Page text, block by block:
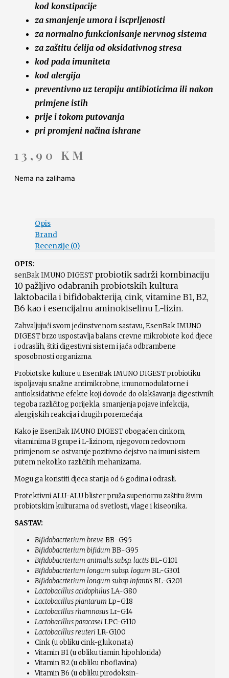
kod konstipacije
za smanjenje umora i iscprljenosti
za normalno funkcionisanje nervnog sistema
za zaštitu ćelija od oksidativnog stresa
kod pada imuniteta
kod alergija
preventivno uz terapiju antibioticima ili nakon
primjene istih
prije i tokom putovanja
pri promjeni načina ishrane
13,90 KM
Nema na zalihama
Opis
Brand
Recenzije (0)
OPIS:
senBak IMUNO DIGEST probiotik sadrži kombinaciju
10 pažljivo odabranih probiotskih kultura
laktobacila i bifidobakterija, cink, vitamine B1, B2,
B6 kao i esencijalnu aminokiselinu L-lizin.
Zahvaljujući svom jedinstvenom sastavu, EsenBak IMUNO
DIGEST brzo uspostavlja balans crevne mikrobiote kod djece
i odraslih, štiti digestivni sistem i jača odbrambene
sposobnosti organizma.
Probiotske kulture u EsenBak IMUNO DIGEST probiotiku
ispoljavaju snažne antimikrobne, imunomodulatorne i
antioksidativne efekte koji dovode do olakšavanja digestivnih
tegoba različitog porijekla, smanjenja pojave infekcija,
alergijskih reakcija i drugih poremećaja.
Kako je EsenBak IMUNO DIGEST obogaćen cinkom,
vitaminima B grupe i L-lizinom, njegovom redovnom
primjenom se ostvaruje pozitivno dejstvo na imuni sistem
putem nekoliko različitih mehanizama.
Mogu ga koristiti djeca starija od 6 godina i odrasli.
Protektivni ALU-ALU blister pruža superiornu zaštitu živim
probiotskim kulturama od svetlosti, vlage i kiseonika.
SASTAV:
Bifidobacrterium breve BB-G95
Bifidobacrterium bifidum BB-G95
Bifidobacrterium animalis subsp. lactisBL-G101
Bifidobacrterium longum subsp. logum BL-G301
Bifidobacrterium longum subsp infantisBL-G201
Lactobacillus acidophilusLA-G80
Lactobacillus plantarum Lp-G18
Lactobacillus rhamnosusLr-G14
Lactobacillus paracaseiLPC-G110
Lactobacillus reuteriLR-G100
Cink (u obliku cink-glukonata)
Vitamin B1 (u obliku tiamin hipohlorida)
Vitamin B2 (u obliku riboflavina)
Vitamin B6 (u obliku pirodoksin-